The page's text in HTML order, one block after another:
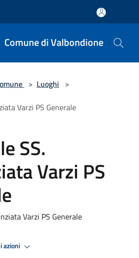
Comune di Valbondione
> Luoghi >
Varzi PS Generale
SS.
Varzi PS
Varzi PS Generale
azioni